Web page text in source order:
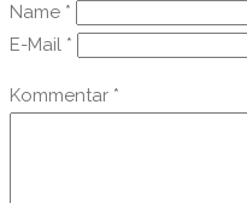
Name *
E-Mail *
Kommentar *